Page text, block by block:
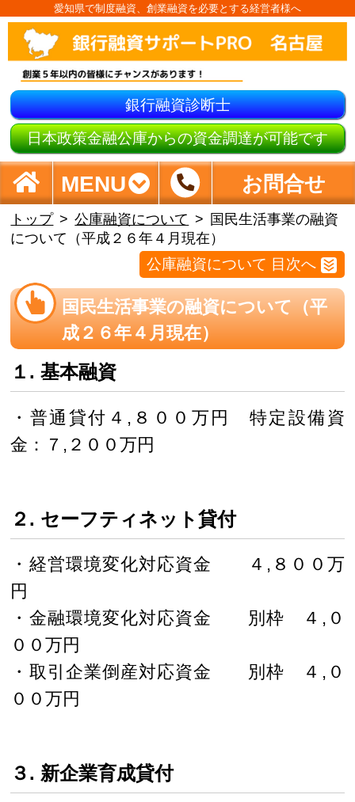
愛知県で制度融資、創業融資を必要とする経営者様へ
銀行融資診断士
日本政策金融公庫からの資金調達が可能です
MENU お問合せ
トップ 公庫融資について
国民生活事業の融資
について（平成２６年４月現在）
公庫融資について 目次へ
国民生活事業の融資について（平
成２６年４月現在）
１. 基本融資
・普通貸付４,８００万円 特定設備資
金：７,２００万円
２. セーフティネット貸付
・経営環境変化対応資金 ４,８００万
円
・金融環境変化対応資金 別枠 ４,０
００万円
・取引企業倒産対応資金 別枠 ４,０
００万円
３. 新企業育成貸付